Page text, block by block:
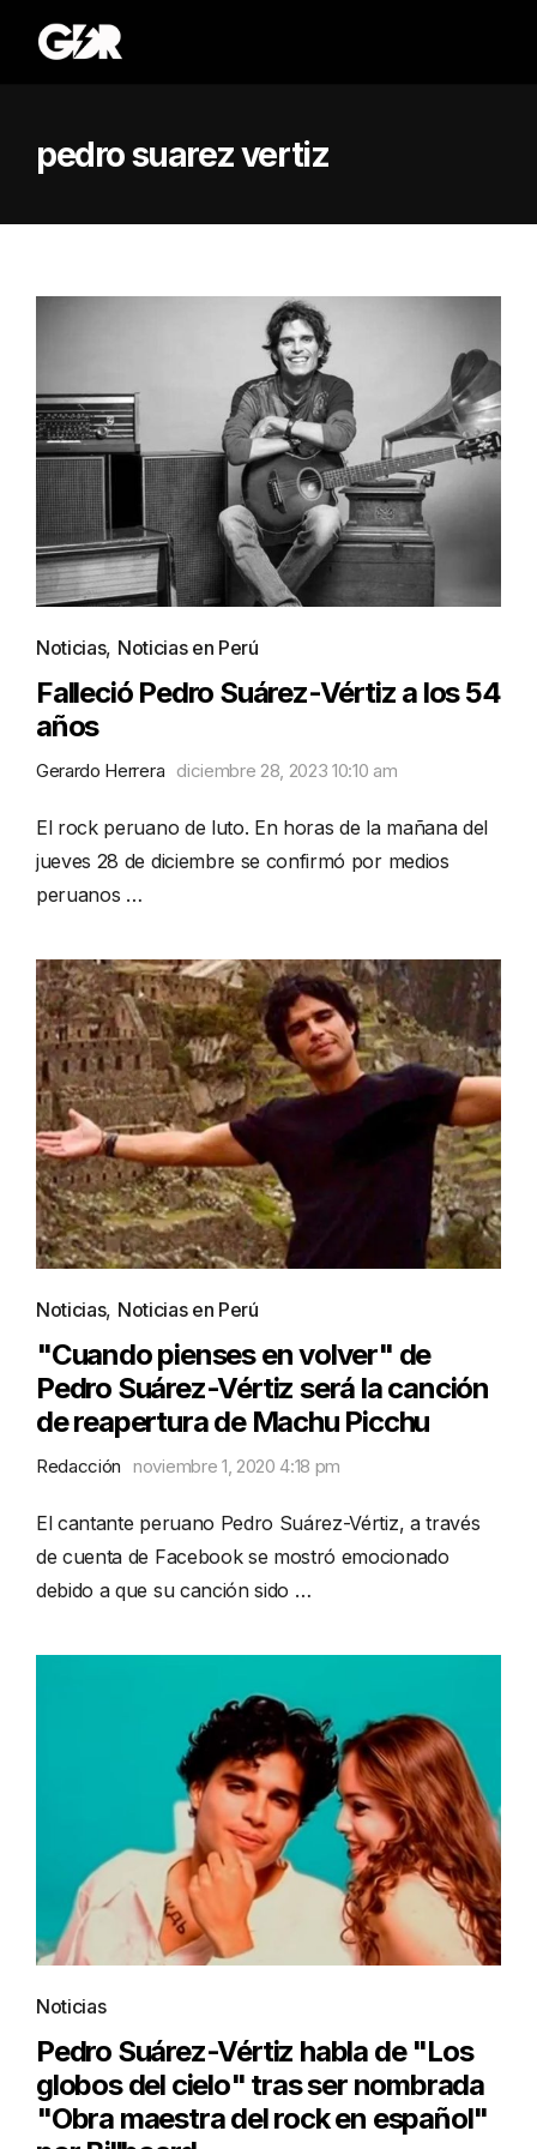
pedro suarez vertiz
Noticias, Noticias en Perú
Falleció Pedro Suárez-Vértiz a los 54
años
Gerardo Herrera diciembre 28, 2023 10:10 am
El rock peruano de luto. En horas de la mañana del
jueves 28 de diciembre se confirmó por medios
peruanos …
Noticias, Noticias en Perú
"Cuando pienses en volver" de
Pedro Suárez-Vértiz será la canción
de reapertura de Machu Picchu
Redacción noviembre 1, 2020 4:18 pm
El cantante peruano Pedro Suárez-Vértiz, a través
de cuenta de Facebook se mostró emocionado
debido a que su canción sido …
Noticias
Pedro Suárez-Vértiz habla de "Los
globos del cielo" tras ser nombrada
"Obra maestra del rock en español"